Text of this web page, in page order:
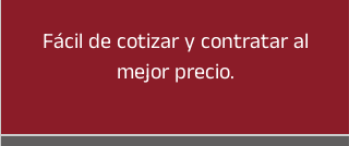
Fácil de cotizar y contratar al
mejor precio.